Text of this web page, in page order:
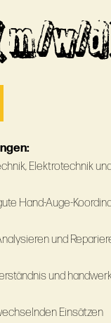
w/
Elektrotechnik
Hand-Auge-
und
und
Einsätzen